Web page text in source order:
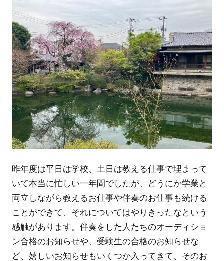
昨年度は平日は学校、土日は教える仕事で埋まって
いて本当に忙しい一年間でしたが、どうにか学業と
両立しながら教えるお仕事や伴奏のお仕事も続ける
ことができて、それについてはやりきったなという
感触があります。伴奏をした人たちのオーディショ
ン合格のお知らせや、受験生の合格のお知らせな
ど、嬉しいお知らせもいくつか入ってきて、そのお